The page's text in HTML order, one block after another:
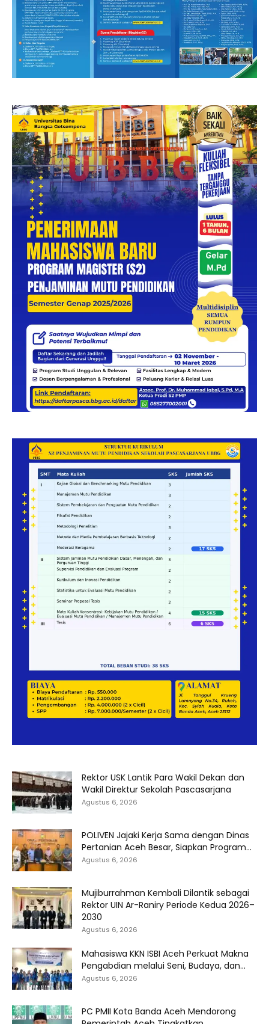
Rektor USK Lantik Para Wakil Dekan dan
Wakil Direktur Sekolah Pascasarjana
Agustus 6, 2026
POLIVEN Jajaki Kerja Sama dengan Dinas
Pertanian Aceh Besar, Siapkan Program...
Agustus 6, 2026
Mujiburrahman Kembali Dilantik sebagai
Rektor UIN Ar-Raniry Periode Kedua 2026–
2030
Agustus 6, 2026
Mahasiswa KKN ISBI Aceh Perkuat Makna
Pengabdian melalui Seni, Budaya, dan...
Agustus 6, 2026
PC PMII Kota Banda Aceh Mendorong